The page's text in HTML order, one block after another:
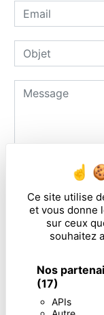
Ce site utilise
et vous donne
sur ceux
souhaitez
Nos
(17)
APIs
En cochant
particulières
** Les données
de vous contacter.